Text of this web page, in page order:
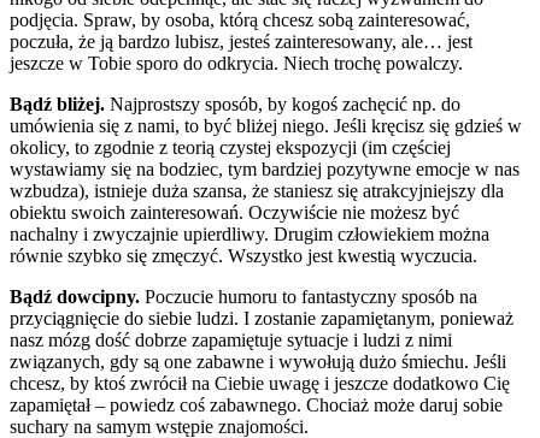
podjęcia. Spraw, by osoba, którą chcesz sobą zainteresować,
poczuła, że ją bardzo lubisz, jesteś zainteresowany, ale… jest
jeszcze w Tobie sporo do odkrycia. Niech trochę powalczy.
Bądź bliżej. Najprostszy sposób, by kogoś zachęcić np. do
umówienia się z nami, to być bliżej niego. Jeśli kręcisz się gdzieś w
okolicy, to zgodnie z teorią czystej ekspozycji (im częściej
wystawiamy się na bodziec, tym bardziej pozytywne emocje w nas
wzbudza), istnieje duża szansa, że staniesz się atrakcyjniejszy dla
obiektu swoich zainteresowań. Oczywiście nie możesz być
nachalny i zwyczajnie upierdliwy. Drugim człowiekiem można
równie szybko się zmęczyć. Wszystko jest kwestią wyczucia.
Bądź dowcipny. Poczucie humoru to fantastyczny sposób na
przyciągnięcie do siebie ludzi. I zostanie zapamiętanym, ponieważ
nasz mózg dość dobrze zapamiętuje sytuacje i ludzi z nimi
związanych, gdy są one zabawne i wywołują dużo śmiechu. Jeśli
chcesz, by ktoś zwrócił na Ciebie uwagę i jeszcze dodatkowo Cię
zapamiętał – powiedz coś zabawnego. Chociaż może daruj sobie
suchary na samym wstępie znajomości.